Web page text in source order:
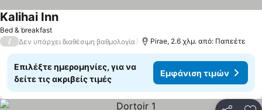
Bed & breakfast
Kalihai InnΕμφάνιση τιμών
/ Δεν υπάρχει διαθέσιμη βαθμολογία Pirae, 2.6 χλμ. από: Παπεέτε
Επιλέξτε ημερομηνίες, για να
δείτε τις ακριβείς τιμές
Εμφάνιση τιμών